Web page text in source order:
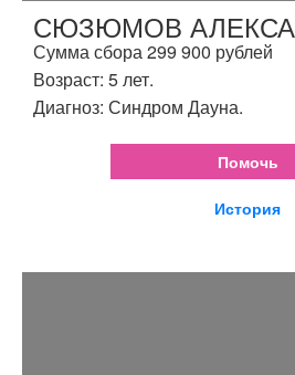
СЮЗЮМОВ
Сумма сбора 299 900 рублей
Возраст: 5 лет.
Диагноз: Синдром Дауна.
Помочь
История